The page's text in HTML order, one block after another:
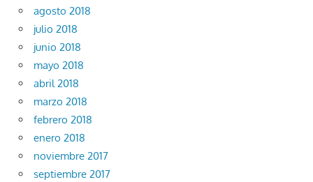
agosto 2018
julio 2018
junio 2018
mayo 2018
abril 2018
marzo 2018
febrero 2018
enero 2018
noviembre 2017
septiembre 2017